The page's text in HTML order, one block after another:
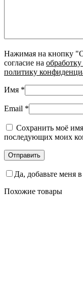
Нажимая на кнопку
согласие на
политику
Имя *
Email *
Сохранить моё
последующих моих
Да, добавьте меня
Похожие товары